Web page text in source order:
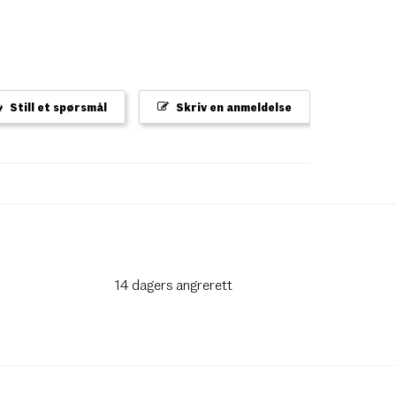
Skriv en anmeldelse
Still et spørsmål
14 dagers angrerett